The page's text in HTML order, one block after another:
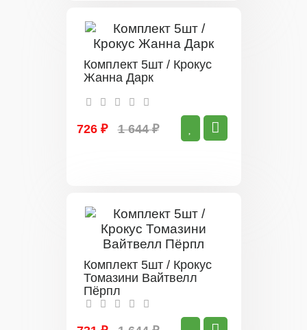
Комплект 5шт / Крокус
Жанна Дарк
726 ₽ 1 644 ₽
Комплект 5шт / Крокус
Томазини Вайтвелл
Пёрпл